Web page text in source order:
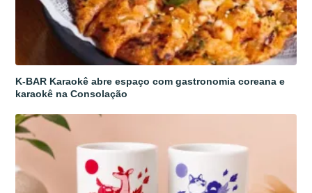
K-BAR Karaokê abre espaço com gastronomia coreana e
karaokê na Consolação